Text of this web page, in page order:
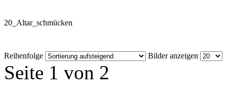
20_Altar_schmücken
Reihenfolge Bilder anzeigen
Seite 1 von 2